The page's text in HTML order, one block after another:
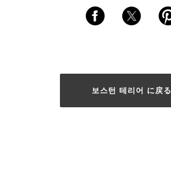
보스턴 테리어 に戻る